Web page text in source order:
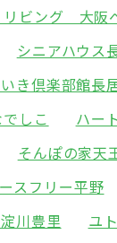
ビング 大阪
シニアハウス
き倶楽部館長
しこ
ハー
そんぽの家天
スフリー平野
川豊里 ユ